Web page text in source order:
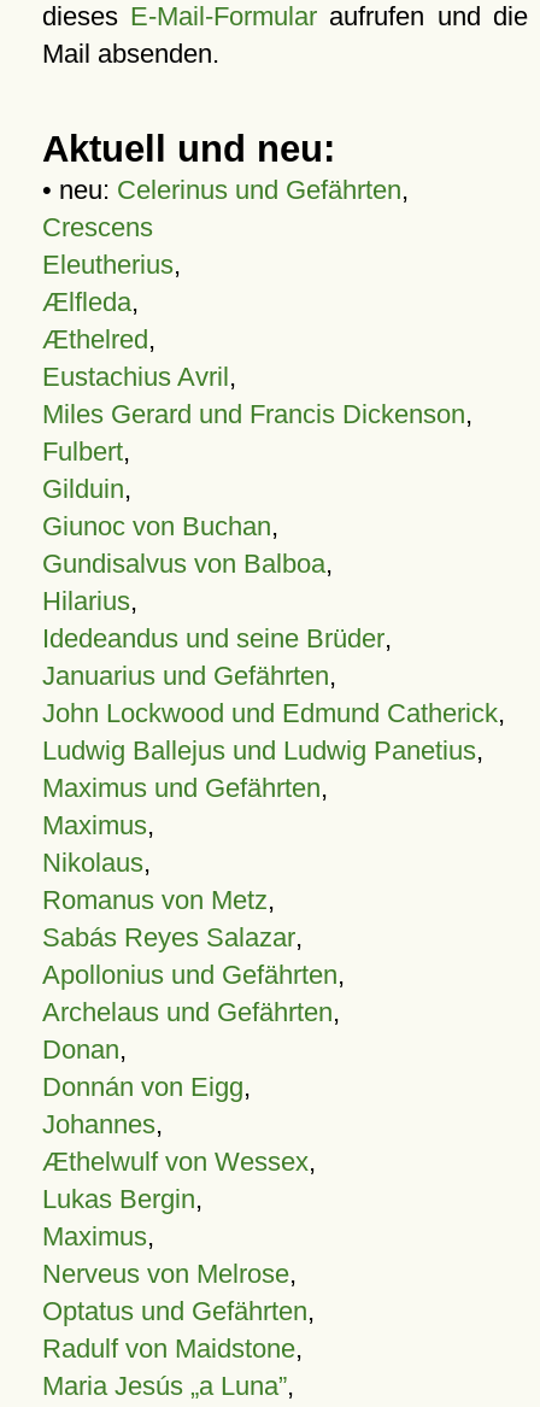
dieses E-Mail-Formular aufrufen und die
Mail absenden.
Aktuell und neu:
• neu: Celerinus und Gefährten,
Crescens
Eleutherius,
Ælfleda,
Æthelred,
Eustachius Avril,
Miles Gerard und Francis Dickenson,
Fulbert,
Gilduin,
Giunoc von Buchan,
Gundisalvus von Balboa,
Hilarius,
Idedeandus und seine Brüder,
Januarius und Gefährten,
John Lockwood und Edmund Catherick,
Ludwig Ballejus und Ludwig Panetius,
Maximus und Gefährten,
Maximus,
Nikolaus,
Romanus von Metz,
Sabás Reyes Salazar,
Apollonius und Gefährten,
Archelaus und Gefährten,
Donan,
Donnán von Eigg,
Johannes,
Æthelwulf von Wessex,
Lukas Bergin,
Maximus,
Nerveus von Melrose,
Optatus und Gefährten,
Radulf von Maidstone,
Maria Jesús „a Luna”,